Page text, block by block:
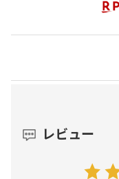
レビュー